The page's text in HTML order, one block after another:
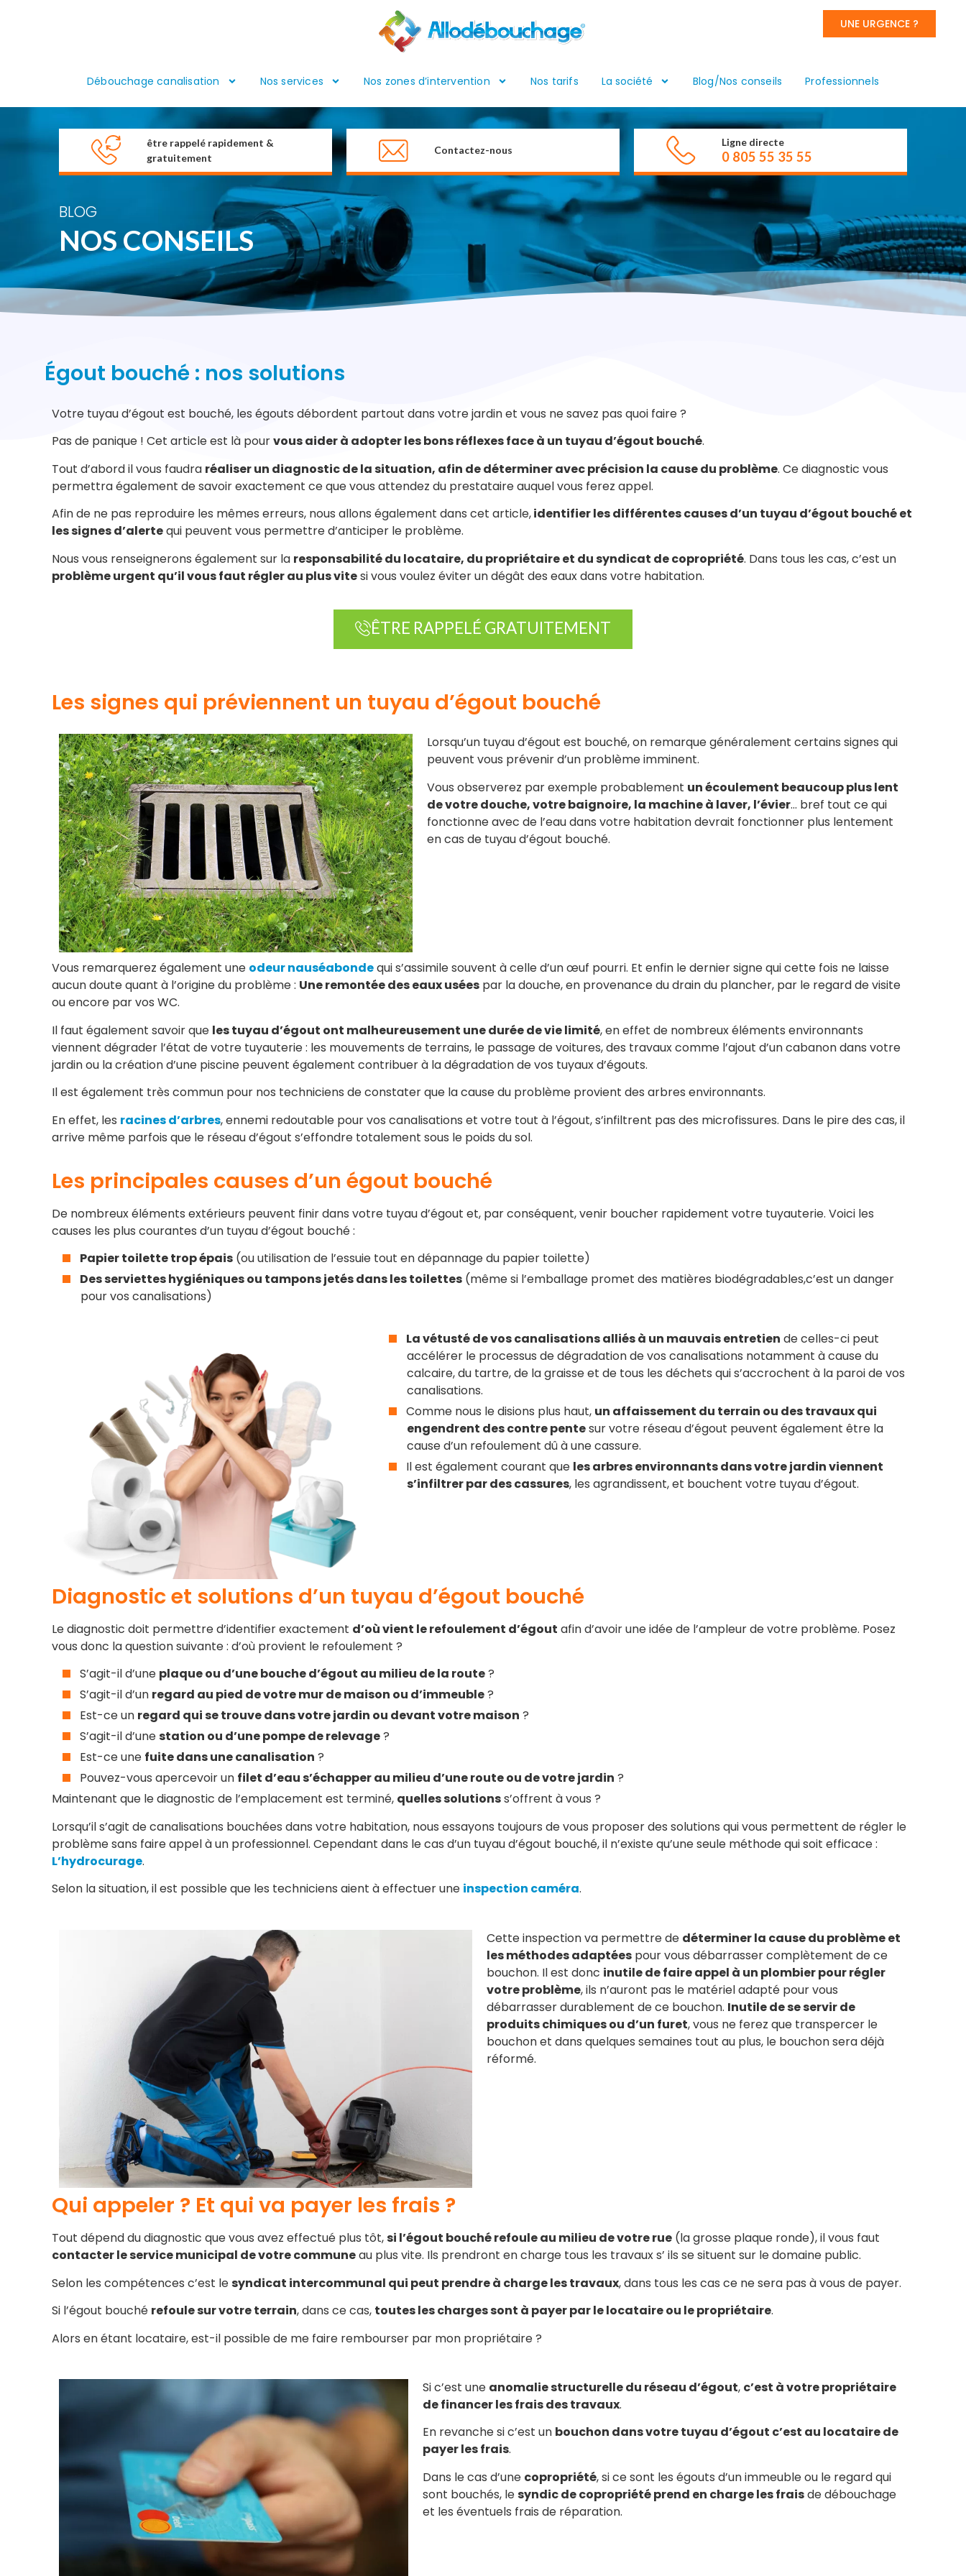
UNE URGENCE ?
Débouchage canalisation Nos services Nos zones d’intervention Nos tarifs La société Blog/Nos conseils Professionnels
être rappelé rapidement &
gratuitement
Contactez-nous
Ligne directe
0 805 55 35 55
BLOG
NOS CONSEILS
Égout bouché : nos solutions
Votre tuyau d’égout est bouché, les égouts débordent partout dans votre jardin et vous ne savez pas quoi faire ?
Pas de panique ! Cet article est là pourvous aider à adopter les bons réflexes face à un tuyau d’égout bouché.
Tout d’abord il vous faudra réaliser un diagnostic de la situation, afin de déterminer avec précision la cause du problème. Ce diagnostic vous
permettra également de savoir exactement ce que vous attendez du prestataire auquel vous ferez appel.
Afin de ne pas reproduire les mêmes erreurs, nous allons également dans cet article,identifier les différentes causes d’un tuyau d’égout bouché et
les signes d’alertequi peuvent vous permettre d’anticiper le problème.
Nous vous renseignerons également sur la responsabilité du locataire, du propriétaire et du syndicat de copropriété. Dans tous les cas, c’est un
problème urgent qu’il vous faut régler au plus vitesi vous voulez éviter un dégât des eaux dans votre habitation.
ÊTRE RAPPELÉ GRATUITEMENT
Les signes qui préviennent un tuyau d’égout bouché
Lorsqu’un tuyau d’égout est bouché, on remarque généralement certains signes qui
peuvent vous prévenir d’un problème imminent.
Vous observerez par exemple probablement un écoulement beaucoup plus lent
de votre douche, votre baignoire, la machine à laver, l’évier… bref tout ce qui
fonctionne avec de l’eau dans votre habitation devrait fonctionner plus lentement
en cas de tuyau d’égout bouché.
Vous remarquerez également une odeur nauséabondequi s’assimile souvent à celle d’un œuf pourri. Et enfin le dernier signe qui cette fois ne laisse
aucun doute quant à l’origine du problème : Une remontée des eaux usées par la douche, en provenance du drain du plancher, par le regard de visite
ou encore par vos WC.
Il faut également savoir que les tuyau d’égout ont malheureusement une durée de vie limité, en effet de nombreux éléments environnants
viennent dégrader l’état de votre tuyauterie : les mouvements de terrains, le passage de voitures, des travaux comme l’ajout d’un cabanon dans votre
jardin ou la création d’une piscine peuvent également contribuer à la dégradation de vos tuyaux d’égouts.
Il est également très commun pour nos techniciens de constater que la cause du problème provient des arbres environnants.
En effet, les racines d’arbres, ennemi redoutable pour vos canalisations et votre tout à l’égout, s’infiltrent pas des microfissures. Dans le pire des cas, il
arrive même parfois que le réseau d’égout s’effondre totalement sous le poids du sol.
Les principales causes d’un égout bouché
De nombreux éléments extérieurs peuvent finir dans votre tuyau d’égout et, par conséquent, venir boucher rapidement votre tuyauterie. Voici les
causes les plus courantes d’un tuyau d’égout bouché :
Papier toilette trop épais (ou utilisation de l’essuie tout en dépannage du papier toilette)
Des serviettes hygiéniques ou tampons jetés dans les toilettes (même si l’emballage promet des matières biodégradables,c’est un danger
pour vos canalisations)
La vétusté de vos canalisations alliés à un mauvais entretien de celles-ci peut
accélérer le processus de dégradation de vos canalisations notamment à cause du
calcaire, du tartre, de la graisse et de tous les déchets qui s’accrochent à la paroi de vos
canalisations.
Comme nous le disions plus haut, un affaissement du terrain ou des travaux qui
engendrent des contre pentesur votre réseau d’égout peuvent également être la
cause d’un refoulement dû à une cassure.
Il est également courant que les arbres environnants dans votre jardin viennent
s’infiltrer par des cassures, les agrandissent, et bouchent votre tuyau d’égout.
Diagnostic et solutions d’un tuyau d’égout bouché
Le diagnostic doit permettre d’identifier exactement d’où vient le refoulement d’égout afin d’avoir une idée de l’ampleur de votre problème. Posez
vous donc la question suivante : d’où provient le refoulement ?
S’agit-il d’une plaque ou d’une bouche d’égout au milieu de la route?
S’agit-il d’un regard au pied de votre mur de maison ou d’immeuble?
Est-ce un regard qui se trouve dans votre jardin ou devant votre maison ?
S’agit-il d’unestation ou d’une pompe de relevage?
Est-ce une fuite dans une canalisation ?
Pouvez-vous apercevoir un filet d’eau s’échapper au milieu d’une route ou de votre jardin ?
Maintenant que le diagnostic de l’emplacement est terminé, quelles solutionss’offrent à vous ?
Lorsqu’il s’agit de canalisations bouchées dans votre habitation, nous essayons toujours de vous proposer des solutions qui vous permettent de régler le
problème sans faire appel à un professionnel. Cependant dans le cas d’un tuyau d’égout bouché, il n’existe qu’une seule méthode qui soit efficace :
L’hydrocurage.
Selon la situation, il est possible que les techniciens aient à effectuer une inspection caméra.
Cette inspection va permettre de déterminer la cause du problème et
les méthodes adaptées pour vous débarrasser complètement de ce
bouchon. Il est donc inutile de faire appel à un plombier pour régler
votre problème, ils n’auront pas le matériel adapté pour vous
débarrasser durablement de ce bouchon. Inutile de se servir de
produits chimiques ou d’un furet, vous ne ferez que transpercer le
bouchon et dans quelques semaines tout au plus, le bouchon sera déjà
réformé.
Qui appeler ? Et qui va payer les frais ?
Tout dépend du diagnostic que vous avez effectué plus tôt,si l’égout bouché refoule au milieu de votre rue (la grosse plaque ronde), il vous faut
contacter le service municipal de votre communeau plus vite. Ils prendront en charge tous les travaux s’ ils se situent sur le domaine public.
Selon les compétences c’est lesyndicat intercommunal qui peut prendre à charge les travaux, dans tous les cas ce ne sera pas à vous de payer.
Si l’égout bouché refoule sur votre terrain, dans ce cas, toutes les charges sont à payer par le locataire ou le propriétaire.
Alors en étant locataire, est-il possible de me faire rembourser par mon propriétaire ?
Si c’est une anomalie structurelle du réseau d’égout, c’est à votre propriétaire
de financer les frais des travaux.
En revanche si c’est un bouchon dans votre tuyau d’égout c’est au locataire de
payer les frais.
Dans le cas d’une copropriété, si ce sont les égouts d’un immeuble ou le regard qui
sont bouchés, lesyndic de copropriété prend en charge les fraisde débouchage
et les éventuels frais de réparation.